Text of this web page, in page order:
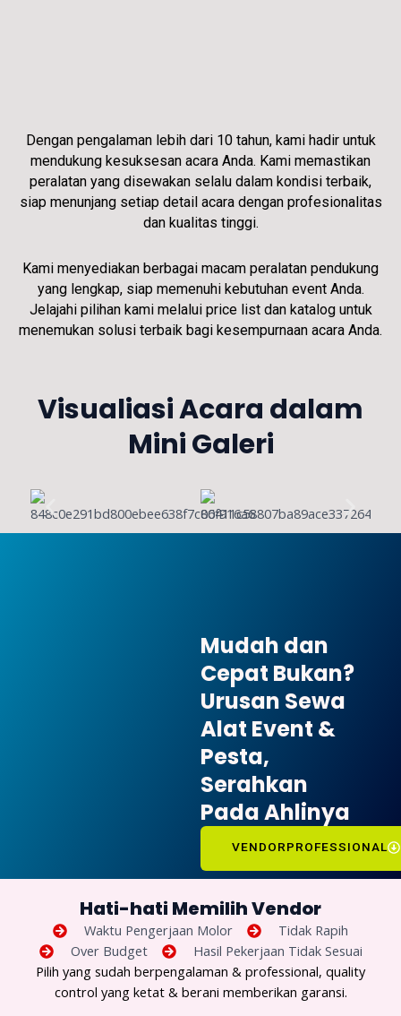
Dengan pengalaman lebih dari 10 tahun, kami hadir untuk
mendukung kesuksesan acara Anda. Kami memastikan
peralatan yang disewakan selalu dalam kondisi terbaik,
siap menunjang setiap detail acara dengan profesionalitas
dan kualitas tinggi.
Kami menyediakan berbagai macam peralatan pendukung
yang lengkap, siap memenuhi kebutuhan event Anda.
Jelajahi pilihan kami melalui price list dan katalog untuk
menemukan solusi terbaik bagi kesempurnaan acara Anda.
Visualiasi Acara dalam
Mini Galeri
Mudah dan
Cepat Bukan?
Urusan Sewa
Alat Event &
Pesta,
Serahkan
Pada Ahlinya
VENDORPROFESSIONAL
Hati-hati Memilih Vendor
Waktu Pengerjaan Molor
Tidak Rapih
Over Budget
Hasil Pekerjaan Tidak Sesuai
Pilih yang sudah berpengalaman & professional, quality
control yang ketat & berani memberikan garansi.